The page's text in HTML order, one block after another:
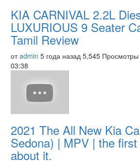
KIA CARNIVAL 2.2L
LUXURIOUS 9 Seater
Tamil Review
отadmin 5 года назад 5,545 Просмотры
03:38
2021 The All New Kia
Sedona) | MPV | the
about it.